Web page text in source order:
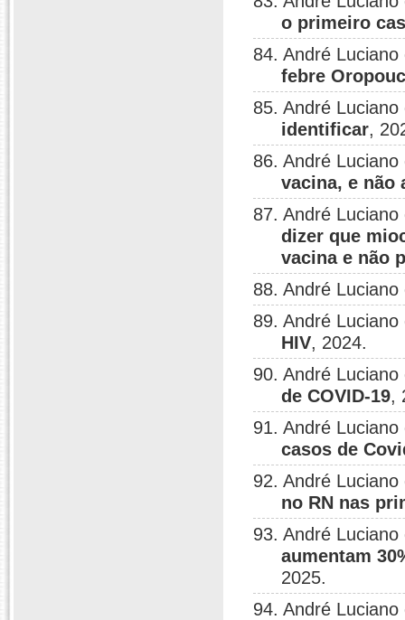
o primeiro
84. André
febre
85. André
identificar,
86. André
vacina, e não
87. André
dizer que
vacina e não
88. André
89. André
HIV, 2024.
90. André
de COVID-19,
91. André
casos de
92. André
no RN nas
93. André
aumentam
2025.
94. André